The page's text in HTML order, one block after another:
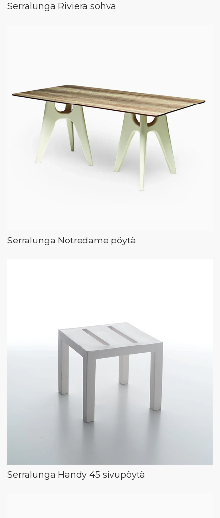
Serralunga Riviera sohva
Serralunga Notredame pöytä
Serralunga Handy 45 sivupöytä